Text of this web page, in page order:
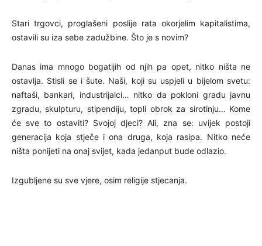
Stari trgovci, proglašeni poslije rata okorjelim kapitalistima,
ostavili su iza sebe zadužbine. Što je s novim?
Danas ima mnogo bogatijih od njih pa opet, nitko ništa ne
ostavlja. Stisli se i šute. Naši, koji su uspjeli u bijelom svetu:
naftaši, bankari, industrijalci… nitko da pokloni gradu javnu
zgradu, skulpturu, stipendiju, topli obrok za sirotinju… Kome
će sve to ostaviti? Svojoj djeci? Ali, zna se: uvijek postoji
generacija koja stječe i ona druga, koja rasipa. Nitko neće
ništa ponijeti na onaj svijet, kada jedanput bude odlazio.
Izgubljene su sve vjere, osim religije stjecanja.